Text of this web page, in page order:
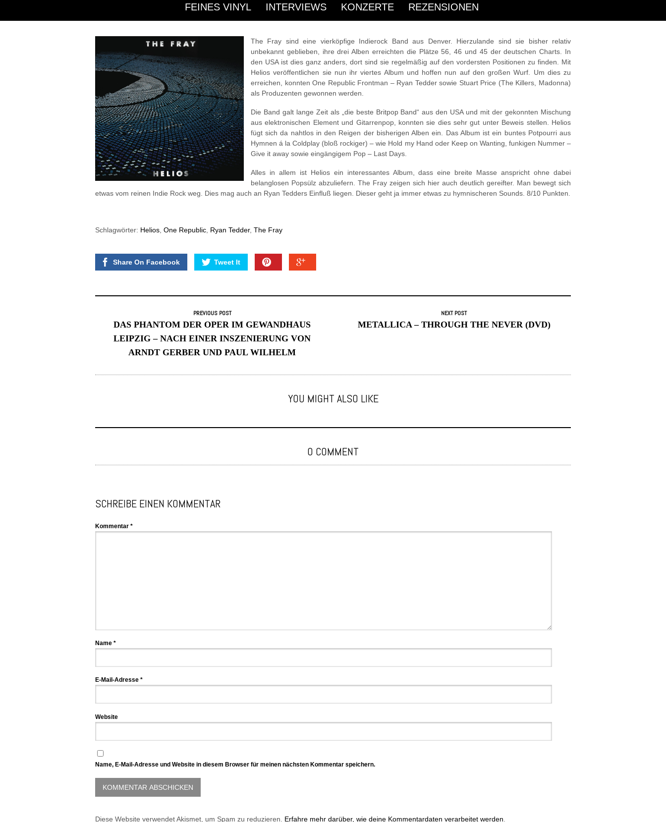
FEINES VINYL INTERVIEWS KONZERTE REZENSIONEN
Rezensionen/ Februar 22, 2014
The Fray sind eine vierköpfige Indierock Band aus Denver. Hierzulande sind sie bisher relativ
unbekannt geblieben, ihre drei Alben erreichten die Plätze 56, 46 und 45 der deutschen Charts. In
den USA ist dies ganz anders, dort sind sie regelmäßig auf den vordersten Positionen zu finden. Mit
Helios veröffentlichen sie nun ihr viertes Album und hoffen nun auf den großen Wurf. Um dies zu
erreichen, konnten One Republic Frontman – Ryan Tedder sowie Stuart Price (The Killers, Madonna)
als Produzenten gewonnen werden.
Die Band galt lange Zeit als „die beste Britpop Band“ aus den USA und mit der gekonnten Mischung
aus elektronischen Element und Gitarrenpop, konnten sie dies sehr gut unter Beweis stellen. Helios
fügt sich da nahtlos in den Reigen der bisherigen Alben ein. Das Album ist ein buntes Potpourri aus
Hymnen á la Coldplay (bloß rockiger) – wie Hold my Hand oder Keep on Wanting, funkigen Nummer –
Give it away sowie eingängigem Pop – Last Days.
Alles in allem ist Helios ein interessantes Album, dass eine breite Masse anspricht ohne dabei
belanglosen Popsülz abzuliefern. The Fray zeigen sich hier auch deutlich gereifter. Man bewegt sich
etwas vom reinen Indie Rock weg. Dies mag auch an Ryan Tedders Einfluß liegen. Dieser geht ja immer etwas zu hymnischeren Sounds. 8/10 Punkten.
Schlagwörter: Helios One Republic Ryan Tedder, The Fray
Share On Facebook Tweet It
PREVIOUS POST
DAS PHANTOM DER OPER IM GEWANDHAUS
LEIPZIG – NACH EINER INSZENIERUNG VON
ARNDT GERBER UND PAUL WILHELM
NEXT POST
METALLICA – THROUGH THE NEVER (DVD)
YOU MIGHT ALSO LIKE
0 COMMENT
SCHREIBE EINEN KOMMENTAR
Kommentar *
Name *
E-Mail-Adresse *
Website
Name, E-Mail-Adresse und Website in diesem Browser für meinen nächsten Kommentar speichern.
Diese Website verwendet Akismet, um Spam zu reduzieren. Erfahre mehr darüber, wie deine Kommentardaten verarbeitet werden.